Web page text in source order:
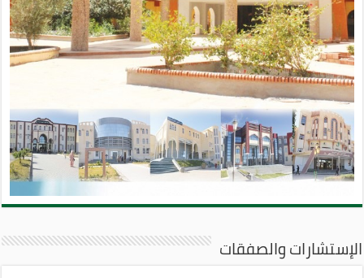
الإستشارات والصفقات